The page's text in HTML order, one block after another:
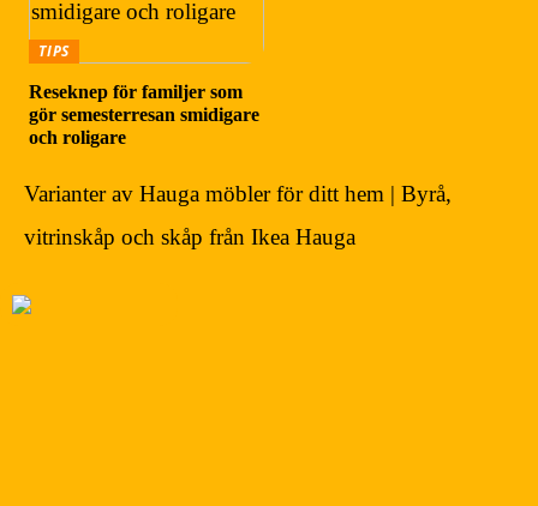
TIPS
Reseknep för familjer som
gör semesterresan smidigare
och roligare
Varianter av Hauga möbler för ditt hem | Byrå,
vitrinskåp och skåp från Ikea Hauga